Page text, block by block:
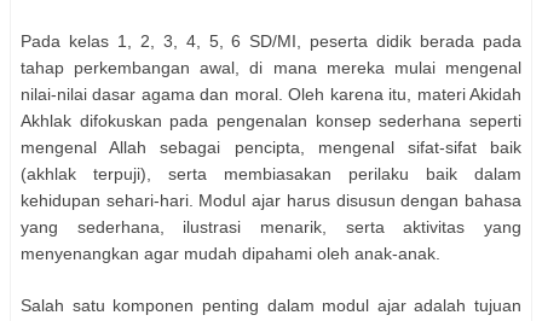
Pada kelas 1, 2, 3, 4, 5, 6 SD/MI, peserta didik berada pada
tahap perkembangan awal, di mana mereka mulai mengenal
nilai-nilai dasar agama dan moral. Oleh karena itu, materi Akidah
Akhlak difokuskan pada pengenalan konsep sederhana seperti
mengenal Allah sebagai pencipta, mengenal sifat-sifat baik
(akhlak terpuji), serta membiasakan perilaku baik dalam
kehidupan sehari-hari. Modul ajar harus disusun dengan bahasa
yang sederhana, ilustrasi menarik, serta aktivitas yang
menyenangkan agar mudah dipahami oleh anak-anak.
Salah satu komponen penting dalam modul ajar adalah tujuan